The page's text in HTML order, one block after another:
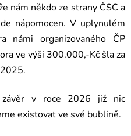
nám někdo ze strany ČSC a
nápomocen. V uplynulém
námi organizovaného ČP
ve výši 300.000,-Kč šla za
v roce 2026 již nic
existovat ve své bublině.